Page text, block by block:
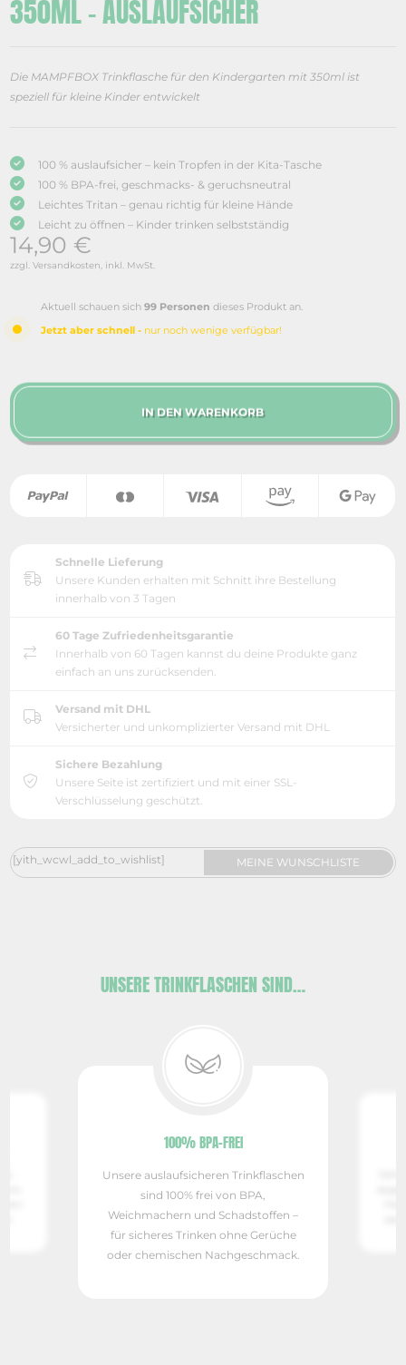
350ML – AUSLAUFSICHER
Die MAMPFBOX Trinkflasche für den Kindergarten mit 350ml ist
speziell für kleine Kinder entwickelt
100 % auslaufsicher – kein Tropfen in der Kita-Tasche
100 % BPA-frei, geschmacks- & geruchsneutral
Leichtes Tritan – genau richtig für kleine Hände
Leicht zu öffnen – Kinder trinken selbstständig
14,90 €
zzgl. Versandkosten, inkl. MwSt.
Aktuell schauen sich99 Personen dieses Produkt an.
Jetzt aber schnell - nur noch wenige verfügbar!
IN DEN WARENKORB
Schnelle Lieferung
Unsere Kunden erhalten mit Schnitt ihre Bestellung
innerhalb von 3 Tagen
60 Tage Zufriedenheitsgarantie
Innerhalb von 60 Tagen kannst du deine Produkte ganz
einfach an uns zurücksenden.
Versand mit DHL
Versicherter und unkomplizierter Versand mit DHL
Sichere Bezahlung
Unsere Seite ist zertifiziert und mit einer SSL-
Verschlüsselung geschützt.
[yith_wcwl_add_to_wishlist] MEINE WUNSCHLISTE
UNSERE TRINKFLASCHEN SIND…
100% BPA-FREI
Unsere auslaufsicheren Trinkflaschen
sind 100% frei von BPA,
Weichmachern und Schadstoffen –
für sicheres Trinken ohne Gerüche
oder chemischen Nachgeschmack.